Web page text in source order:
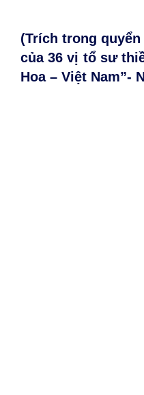
(Trích trong
của 36 vị tổ sư
Hoa – Việt Nam”-